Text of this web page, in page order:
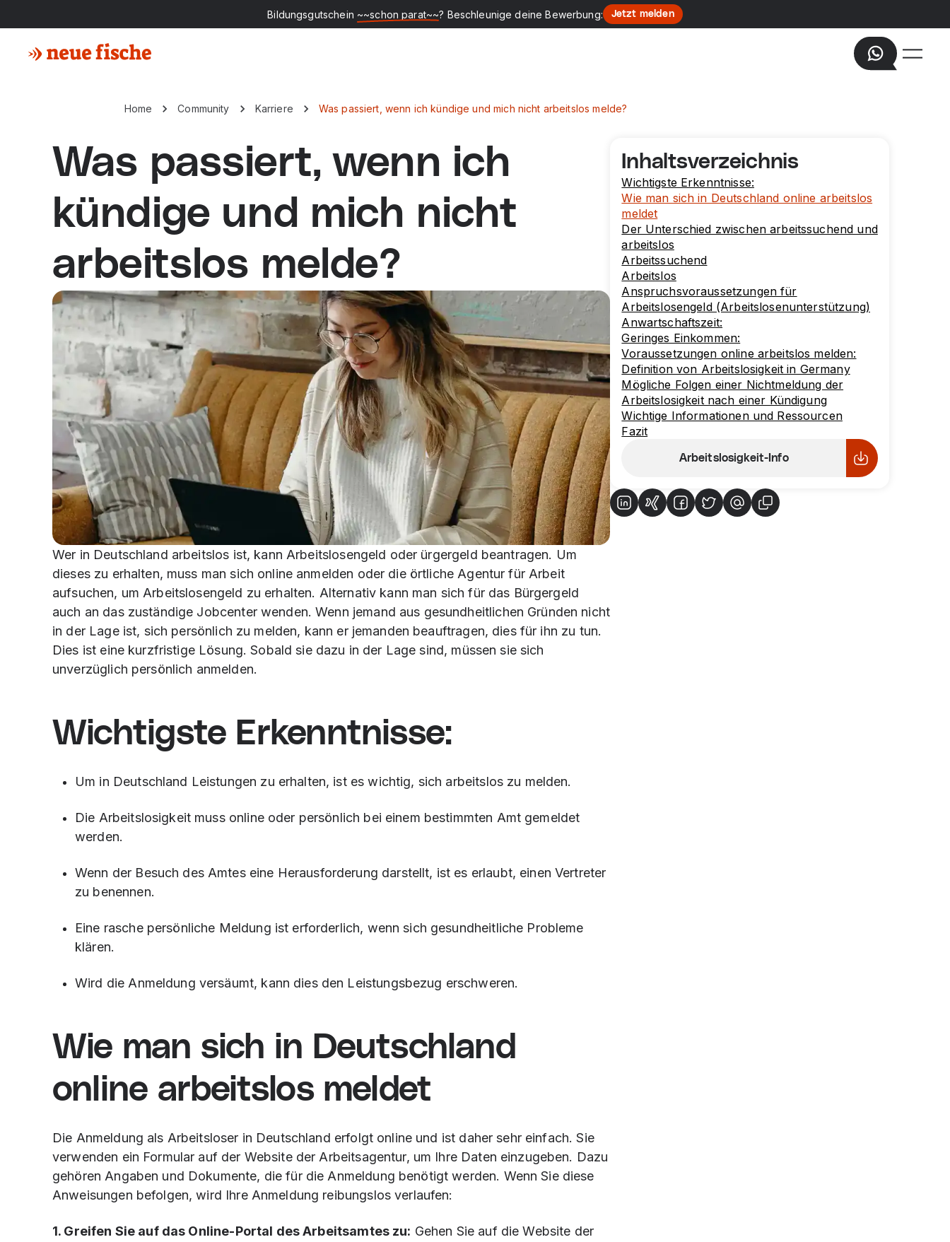
Bildungsgutschein ~~schon parat~~? Beschleunige deine Bewerbung: Jetzt melden
Home Community Karriere Was passiert, wenn ich kündige und mich nicht arbeitslos melde?
Was passiert, wenn ich
kündige und mich nicht
arbeitslos melde?
Wer in Deutschland arbeitslos ist, kann Arbeitslosengeld oder ürgergeld beantragen. Um
dieses zu erhalten, muss man sich online anmelden oder die örtliche Agentur für Arbeit
aufsuchen, um Arbeitslosengeld zu erhalten. Alternativ kann man sich für das Bürgergeld
auch an das zuständige Jobcenter wenden. Wenn jemand aus gesundheitlichen Gründen nicht
in der Lage ist, sich persönlich zu melden, kann er jemanden beauftragen, dies für ihn zu tun.
Dies ist eine kurzfristige Lösung. Sobald sie dazu in der Lage sind, müssen sie sich
unverzüglich persönlich anmelden.
Wichtigste Erkenntnisse:
Um in Deutschland Leistungen zu erhalten, ist es wichtig, sich arbeitslos zu melden.
Die Arbeitslosigkeit muss online oder persönlich bei einem bestimmten Amt gemeldet
werden.
Wenn der Besuch des Amtes eine Herausforderung darstellt, ist es erlaubt, einen Vertreter
zu benennen.
Eine rasche persönliche Meldung ist erforderlich, wenn sich gesundheitliche Probleme
klären.
Wird die Anmeldung versäumt, kann dies den Leistungsbezug erschweren.
Wie man sich in Deutschland
online arbeitslos meldet
Die Anmeldung als Arbeitsloser in Deutschland erfolgt online und ist daher sehr einfach. Sie
verwenden ein Formular auf der Website der Arbeitsagentur, um Ihre Daten einzugeben. Dazu
gehören Angaben und Dokumente, die für die Anmeldung benötigt werden. Wenn Sie diese
Anweisungen befolgen, wird Ihre Anmeldung reibungslos verlaufen:
1. Greifen Sie auf das Online-Portal des Arbeitsamtes zu: Gehen Sie auf die Website der
Inhaltsverzeichnis
Wichtigste Erkenntnisse:
Wie man sich in Deutschland online arbeitslos
meldet
Der Unterschied zwischen arbeitssuchend und
arbeitslos
Arbeitssuchend
Arbeitslos
Anspruchsvoraussetzungen für
Arbeitslosengeld (Arbeitslosenunterstützung)
Anwartschaftszeit:
Geringes Einkommen:
Voraussetzungen online arbeitslos melden:
Definition von Arbeitslosigkeit in Germany
Mögliche Folgen einer Nichtmeldung der
Arbeitslosigkeit nach einer Kündigung
Wichtige Informationen und Ressourcen
Fazit
Arbeitslosigkeit-Info